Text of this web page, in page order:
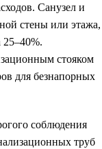
Санузел и
стены или этажа,
25–40%.
стояком
для безнапорных
соблюдения
труб